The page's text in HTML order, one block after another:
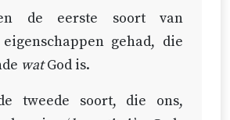
de eerste soort van
gehad, die
watGod is.
tweede soort, die ons,